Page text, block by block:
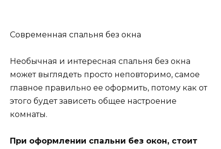
Современная спальня без окна
Необычная и интересная спальня без окна
может выглядеть просто неповторимо, самое
главное правильно ее оформить, потому как от
этого будет зависеть общее настроение
комнаты.
При оформлении спальни без окон, стоит